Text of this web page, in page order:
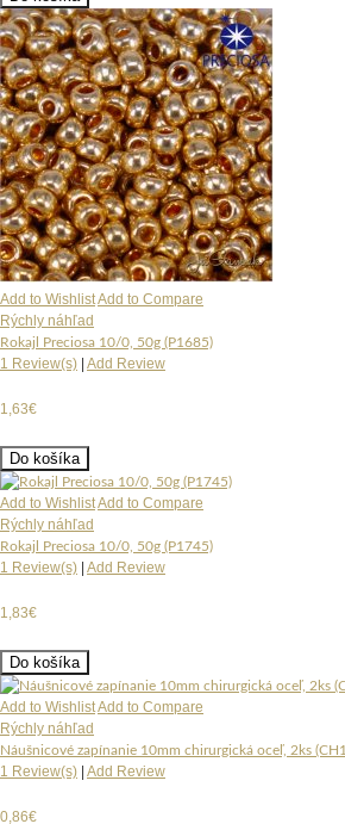
Add to WishlistAdd to Compare
Rýchly náhľad
Rokajl Preciosa 10/0, 50g (P1685)
1 Review(s) Add Review
1,63€
Do košíka
Add to WishlistAdd to Compare
Rýchly náhľad
Rokajl Preciosa 10/0, 50g (P1745)
1 Review(s) Add Review
1,83€
Do košíka
Add to WishlistAdd to Compare
Rýchly náhľad
Náušnicové zapínanie 10mm chirurgická oceľ, 2ks
1 Review(s) Add Review
0,86€